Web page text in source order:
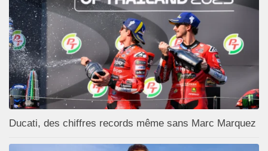
Ducati, des chiffres records même sans Marc Marquez